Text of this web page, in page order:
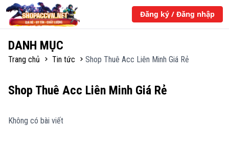
Đăng ký / Đăng nhập
DANH MỤC
Trang chủ Tin tức Shop Thuê Acc Liên Minh Giá Rẻ
Shop Thuê Acc Liên Minh Giá Rẻ
Không có bài viết